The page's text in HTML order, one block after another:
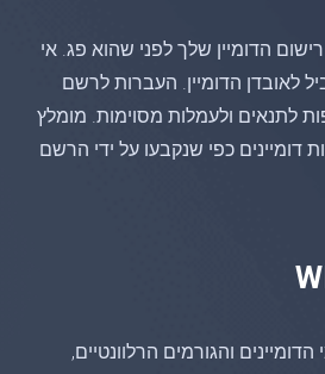
הדומיין שלך לפני שהוא פג. אי
לאובדן הדומיין. העברות לרשם
לתנאים ולעמלות מסוימות. מומלץ
דומיינים כפי שנקבעו על ידי הרשם
והגורמים הרלוונטיים,